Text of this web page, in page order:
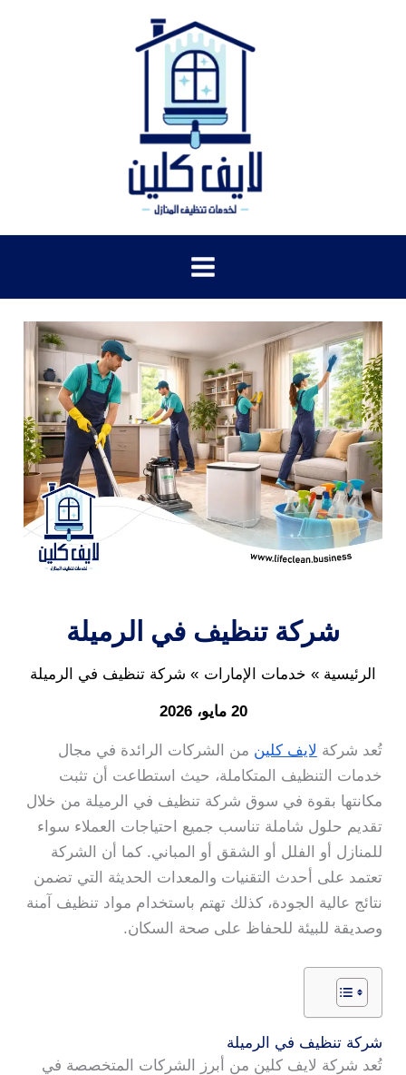
شركة تنظيف في الرميلة
الرئيسية خدمات الإمارات شركة تنظيف في الرميلة
20 مايو، 2026
تُعد شركة لايف كلين من الشركات الرائدة في مجال
خدمات التنظيف المتكاملة، حيث استطاعت أن تثبت
مكانتها بقوة في سوق شركة تنظيف في الرميلة من خلال
تقديم حلول شاملة تناسب جميع احتياجات العملاء سواء
للمنازل أو الفلل أو الشقق أو المباني. كما أن الشركة
تعتمد على أحدث التقنيات والمعدات الحديثة التي تضمن
نتائج عالية الجودة، كذلك تهتم باستخدام مواد تنظيف آمنة
وصديقة للبيئة للحفاظ على صحة السكان.
شركة تنظيف في الرميلة
تُعد شركة لايف كلين من أبرز الشركات المتخصصة في